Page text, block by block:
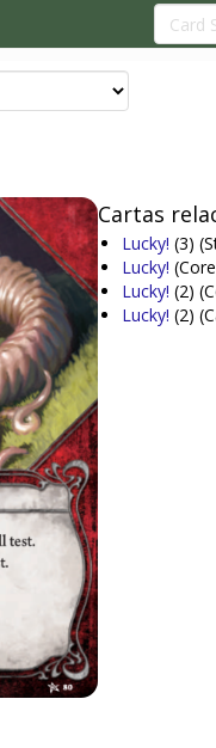
Cartas
Lucky! (3)
Lucky!
Lucky! (2)
Lucky! (2)